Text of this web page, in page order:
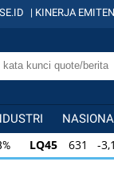
| KINERJA EMITEN
LQ45 631 -3,13
LQ45
631 -3,13